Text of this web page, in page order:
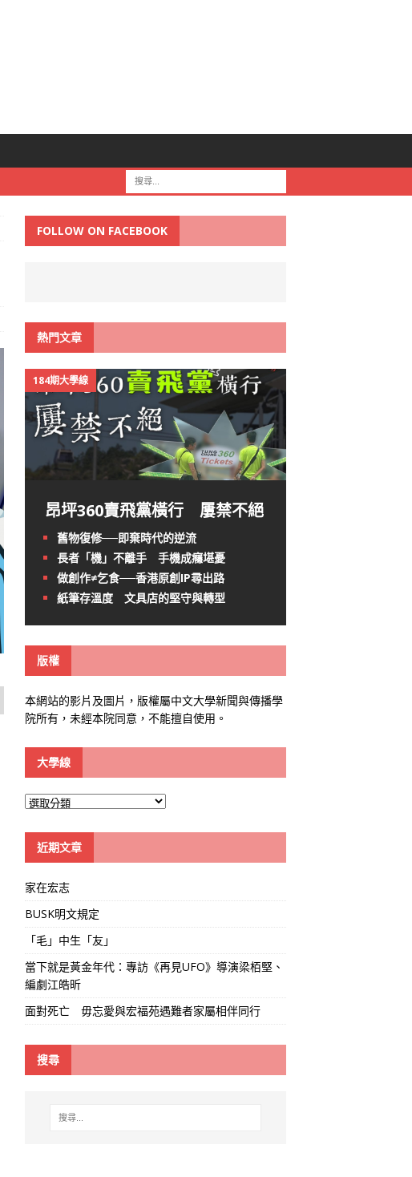
FOLLOW ON FACEBOOK
熱門文章
184期大學線
昂坪360賣飛黨橫行 屢禁不絕
舊物復修──即棄時代的逆流
長者「機」不離手 手機成癮堪憂
做創作≠乞食──香港原創IP尋出路
紙筆存溫度 文具店的堅守與轉型
版權
本網站的影片及圖片，版權屬中文大學新聞與傳播學
院所有，未經本院同意，不能擅自使用。
大學線
大
線
近期文章
家在宏志
BUSK明文規定
「毛」中生「友」
當下就是黃金年代：專訪《再見UFO》導演梁栢堅、
編劇江皓昕
面對死亡 毋忘愛與宏福苑遇難者家屬相伴同行
搜尋